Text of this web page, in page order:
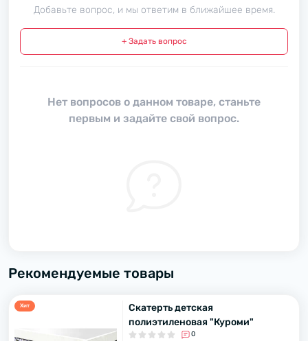
Добавьте вопрос, и мы ответим в ближайшее время.
+ Задать вопрос
Нет вопросов о данном товаре, станьте
первым и задайте свой вопрос.
Рекомендуемые товары
Хит
Скатерть детская
полиэтиленовая "Куроми"
0